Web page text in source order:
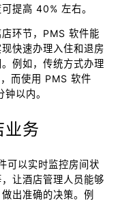
提高 40% 左右。
环节，PMS 软件能
快速办理入住和退房
例如，传统方式办理
而使用 PMS 软件
以内。
业务
可以实时监控房间状
让酒店管理人员能够
出准确的决策。例